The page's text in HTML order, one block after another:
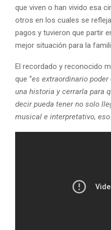
que viven o han vivido esa
otros en los cuales se
pagos y tuvieron que partir
mejor situación para la
El recordado y reconocido
que “es extraordinario
una historia y cerrarla para
decir pueda tener no solo
musical e interpretativo,